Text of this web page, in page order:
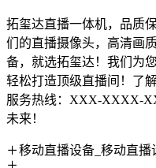
拓玺达直播一体机，品质
们的直播摄像头，高清画
备，就选拓玺达！我们为
轻松打造顶级直播间！了
服务热线：XXX-XXXX-
未来！
移动直播设备_移动直播